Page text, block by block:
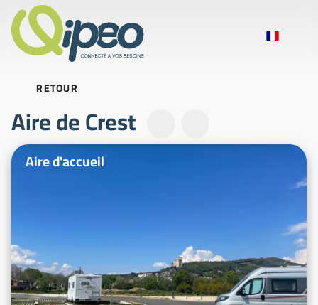
RETOUR
Aire de Crest
Photos d'illustration
Aire d'accueil